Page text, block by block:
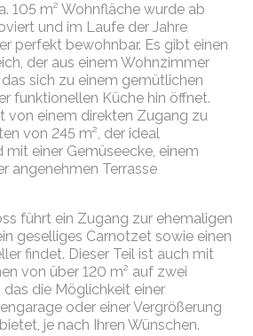
105 m² Wohnfläche wurde ab
und im Laufe der Jahre
perfekt bewohnbar. Es gibt einen
der aus einem Wohnzimmer
sich zu einem gemütlichen
funktionellen Küche hin öffnet.
von einem direkten Zugang zu
von 245 m², der ideal
einer Gemüseecke, einem
angenehmen Terrasse
führt ein Zugang zur ehemaligen
geselliges Carnotzet sowie einen
findet. Dieser Teil ist auch mit
von über 120 m² auf zwei
das die Möglichkeit einer
oder einer Vergrößerung
je nach Ihren Wünschen.